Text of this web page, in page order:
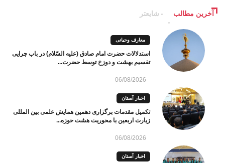
آخرین مطالب شایعتر
معارف وحیانی
استدلالات حضرت امام صادق (علیه السّلام) در باب چرایی
تقسیم بهشت و دوزخ توسط حضرت...
06/08/2026
اخبار آستان
تکمیل مقدمات برگزاری دهمین همایش علمی بین المللی
زیارت اربعین با محوریت هشت حوزه...
06/08/2026
اخبار آستان